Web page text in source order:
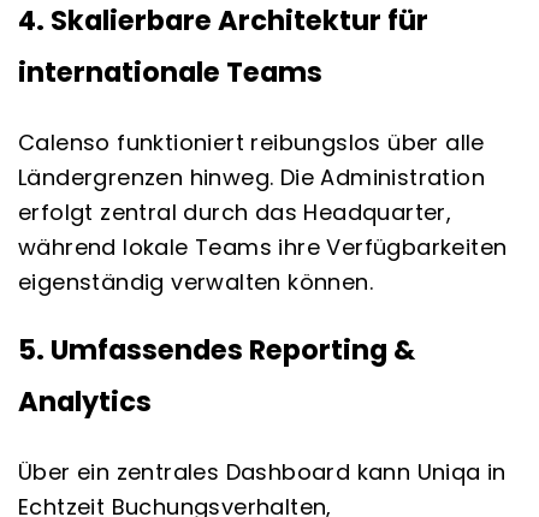
4. Skalierbare Architektur für
internationale Teams
Calenso funktioniert reibungslos über alle
Ländergrenzen hinweg. Die Administration
erfolgt zentral durch das Headquarter,
während lokale Teams ihre Verfügbarkeiten
eigenständig verwalten können.
5. Umfassendes Reporting &
Analytics
Über ein zentrales Dashboard kann Uniqa in
Echtzeit Buchungsverhalten,